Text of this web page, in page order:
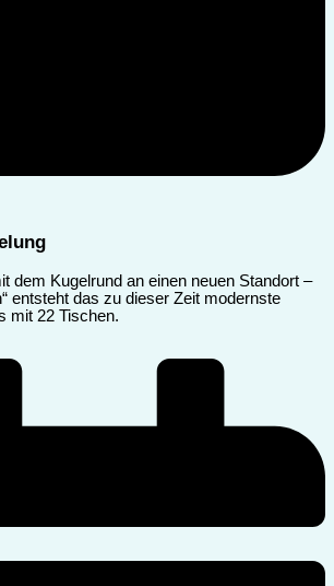
dem Kugelrund an einen neuen Standort –
entsteht das zu dieser Zeit modernste
mit 22 Tischen.